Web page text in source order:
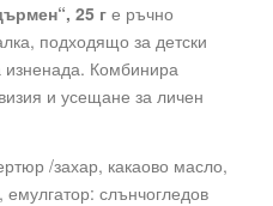
25 г е ръчно
подходящо за детски
изненада. Комбинира
и усещане за личен
/захар, какаово масло,
слънчогледов